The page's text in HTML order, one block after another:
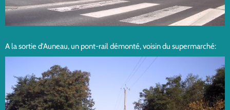
A la sortie d'Auneau, un pont-rail démonté, voisin du supermarché: